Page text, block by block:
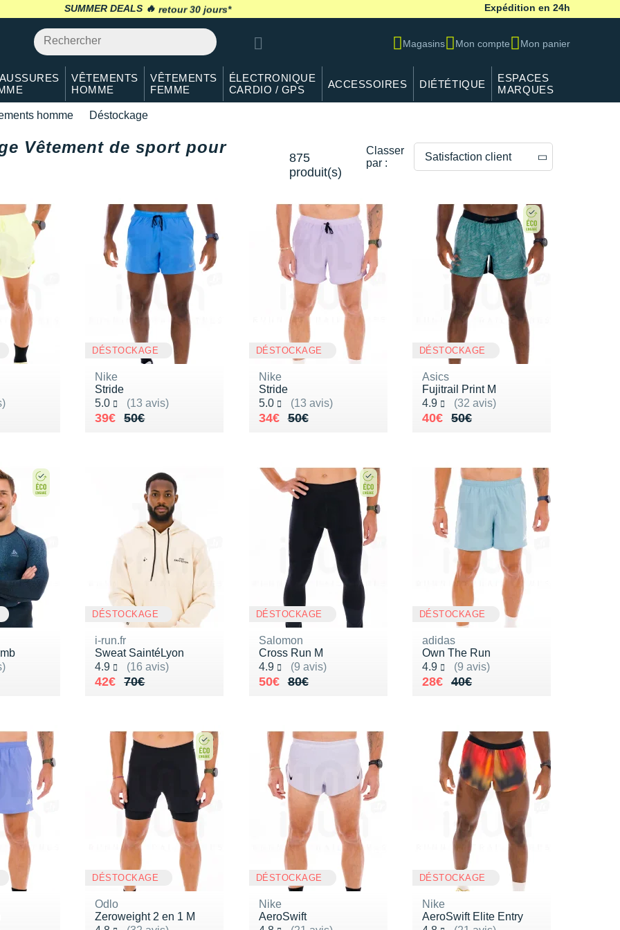
SUMMER DEALS 🔥 retour 30 jours* Expédition en 24h
Magasins Mon compte Mon panier
VÊTEMENTS
HOMME
VÊTEMENTS
FEMME
ÉLECTRONIQUE
CARDIO / GPS
ACCESSOIRES DIÉTÉTIQUE
ESPACES
MARQUES
homme Déstockage
Vêtement de sport pour
875
produit(s)
Classer
par :
Satisfaction client
Prix croissants
Satisfaction client
DÉSTOCKAGE
Nike
Stride
5.0
(13 avis)
Noté 5.0 sur 5
50€
Au lieu de 50€
39€
Vendu 39€
DÉSTOCKAGE
Nike
Stride
5.0
(13 avis)
Noté 5.0 sur 5
50€
Au lieu de 50€
34€
Vendu 34€
DÉSTOCKAGE
Asics
Fujitrail Print M
4.9
(32 avis)
Noté 4.9 sur 5
50€
Au lieu de 50€
40€
Vendu 40€
DÉSTOCKAGE
i-run.fr
Sweat SaintéLyon
4.9
(16 avis)
Noté 4.9 sur 5
70€
Au lieu de 70€
42€
Vendu 42€
DÉSTOCKAGE
Salomon
Cross Run M
4.9
(9 avis)
Noté 4.9 sur 5
80€
Au lieu de 80€
50€
Vendu 50€
DÉSTOCKAGE
adidas
Own The Run
4.9
(9 avis)
Noté 4.9 sur 5
40€
Au lieu de 40€
28€
Vendu 28€
DÉSTOCKAGE
Odlo
Zeroweight 2 en 1 M
DÉSTOCKAGE
Nike
AeroSwift
DÉSTOCKAGE
Nike
AeroSwift Elite Entry